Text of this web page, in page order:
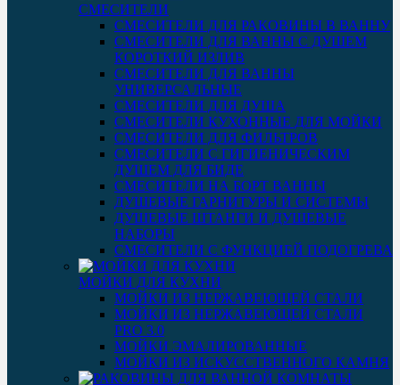
СМЕСИТЕЛИ
СМЕСИТЕЛИ ДЛЯ РАКОВИНЫ В ВАННУ
СМЕСИТЕЛИ ДЛЯ ВАННЫ С ДУШЕМ
КОРОТКИЙ ИЗЛИВ
СМЕСИТЕЛИ ДЛЯ ВАННЫ
УНИВЕРСАЛЬНЫЕ
СМЕСИТЕЛИ ДЛЯ ДУША
СМЕСИТЕЛИ КУХОННЫЕ ДЛЯ МОЙКИ
СМЕСИТЕЛИ ДЛЯ ФИЛЬТРОВ
СМЕСИТЕЛИ С ГИГИЕНИЧЕСКИМ
ДУШЕМ ДЛЯ БИДЕ
СМЕСИТЕЛИ НА БОРТ ВАННЫ
ДУШЕВЫЕ ГАРНИТУРЫ И СИСТЕМЫ
ДУШЕВЫЕ ШТАНГИ И ДУШЕВЫЕ
НАБОРЫ
СМЕСИТЕЛИ С ФУНКЦИЕЙ ПОДОГРЕВА
МОЙКИ ДЛЯ КУХНИ
МОЙКИ ИЗ НЕРЖАВЕЮЩЕЙ СТАЛИ
МОЙКИ ИЗ НЕРЖАВЕЮЩЕЙ СТАЛИ
PRO 3.0
МОЙКИ ЭМАЛИРОВАННЫЕ
МОЙКИ ИЗ ИСКУССТВЕННОГО КАМНЯ